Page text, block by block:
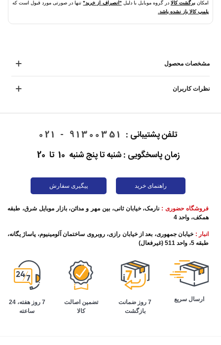
امکانبرگشت کالا در گروه موبایل با دلیل "انصراف از خرید"تنها در صورتی مورد قبول است که
پلمپ کالا باز نشده باشد.
مشخصات محصول
نظرات کاربران
تلفن پشتیبانی : 91300351 - 021
زمان پاسخگویی : شنبه تا پنج شنبه 10 تا 20
راهنمای خرید پیگیری سفارش
فروشگاه حضوری : نارمک، خیابان ثانی، بین مهر و مدائن، بازار موبایل شرق، طبقه
همکف، واحد 4
انبار : خیابان جمهوری، بعد از خیابان رازی، روبروی ساختمان آلومینیوم، پاساژ یگانه،
طبقه 5، واحد 511 (غیرفعال)
ارسال سریع
7 روز ضمانت
بازگشت
تضمین اصالت
کالا
7 روز هفته، 24
ساعته